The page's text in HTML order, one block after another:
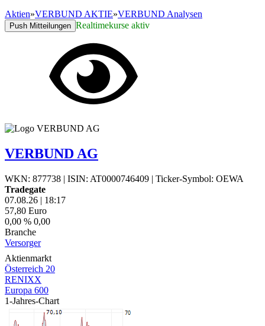
Aktien»VERBUND AKTIE»VERBUND Analysen
Push Mitteilungen Realtimekurse aktiv
VERBUND AG
WKN: 877738 | ISIN: AT0000746409 | Ticker-Symbol: OEWA
Tradegate
07.08.26 | 18:17
57,80 Euro
0,00 % 0,00
Branche
Versorger
Aktienmarkt
Österreich 20
RENIXX
Europa 600
1-Jahres-Chart